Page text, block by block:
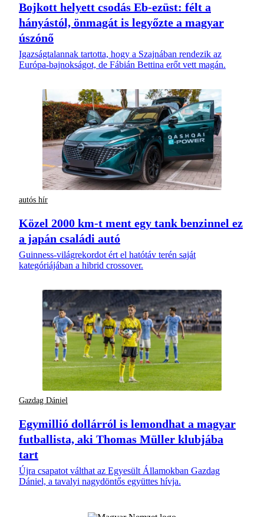
Bojkott helyett csodás Eb-ezüst: félt a
hányástól, önmagát is legyőzte a magyar
úszónő
Igazságtalannak tartotta, hogy a Szajnában rendezik az
Európa-bajnokságot, de Fábián Bettina erőt vett magán.
autós hír
Közel 2000 km-t ment egy tank benzinnel ez
a japán családi autó
Guinness-világrekordot ért el hatótáv terén saját
kategóriájában a hibrid crossover.
Gazdag Dániel
Egymillió dollárról is lemondhat a magyar
futballista, aki Thomas Müller klubjába
tart
Újra csapatot válthat az Egyesült Államokban Gazdag
Dániel, a tavalyi nagydöntős együttes hívja.